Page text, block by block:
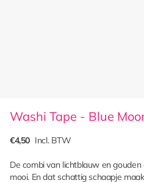
Washi Tape - Blue
€4,50 Incl. BTW
De combi van lichtblauw en
mooi. En dat schattig schaapje